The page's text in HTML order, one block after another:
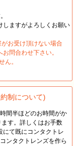
しますがよろしくお願い
お受け頂けない場合
問合わせ下さい。
ん。
制について)
間半ほどのお時間がか
す。詳しくはお手数
て既にコンタクトレ
ンタクトレンズを作ら